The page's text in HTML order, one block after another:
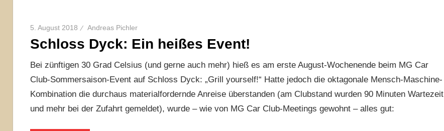
5. August 2018 Andreas Pichler
Schloss Dyck: Ein heißes Event!
Bei zünftigen 30 Grad Celsius (und gerne auch mehr) hieß es am erste August-Wochenende beim MG Car
Club-Sommersaison-Event auf Schloss Dyck: „Grill yourself!“ Hatte jedoch die oktagonale Mensch-Maschine-
Kombination die durchaus materialfordernde Anreise überstanden (am Clubstand wurden 90 Minuten Wartezeit
und mehr bei der Zufahrt gemeldet), wurde – wie von MG Car Club-Meetings gewohnt – alles gut: